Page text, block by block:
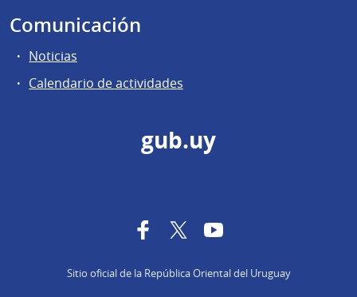
Comunicación
Noticias
Calendario de actividades
gub.uy
FacebookTwitterYouTube
Sitio oficial de la República Oriental del Uruguay